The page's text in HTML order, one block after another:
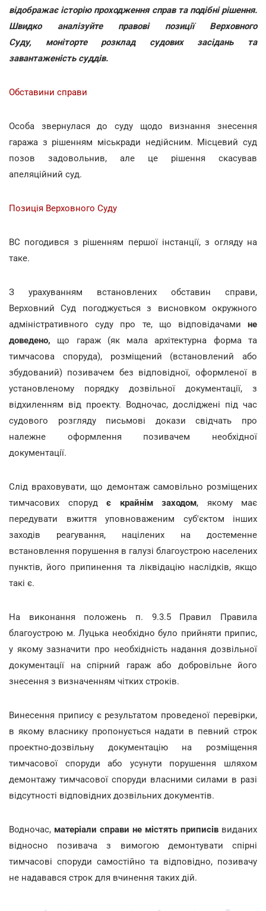
відображає історію проходження справ та подібні рішення.
Швидко аналізуйте правові позиції Верховного
Суду, моніторте розклад судових засідань та
завантаженість суддів.
Обставини справи
Особа звернулася до суду щодо визнання знесення
гаража з рішенням міськради недійсним. Місцевий суд
позов задовольнив, але це рішення скасував
апеляційний суд.
Позиція Верховного Суду
ВС погодився з рішенням першої інстанції, з огляду на
таке.
З урахуванням встановлених обставин справи,
Верховний Суд погоджується з висновком окружного
адміністративного суду про те, що відповідачами не
доведено, що гараж (як мала архітектурна форма та
тимчасова споруда), розміщений (встановлений або
збудований) позивачем без відповідної, оформленої в
установленому порядку дозвільної документації, з
відхиленням від проекту. Водночас, досліджені під час
судового розгляду письмові докази свідчать про
належне оформлення позивачем необхідної
документації.
Слід враховувати, що демонтаж самовільно розміщених
тимчасових споруд є крайнім заходом, якому має
передувати вжиття уповноваженим суб'єктом інших
заходів реагування, націлених на достеменне
встановлення порушення в галузі благоустрою населених
пунктів, його припинення та ліквідацію наслідків, якщо
такі є.
На виконання положень п. 9.3.5 Правил Правила
благоустрою м. Луцька необхідно було прийняти припис,
у якому зазначити про необхідність надання дозвільної
документації на спірний гараж або добровільне його
знесення з визначенням чітких строків.
Винесення припису є результатом проведеної перевірки,
в якому власнику пропонується надати в певний строк
проектно-дозвільну документацію на розміщення
тимчасової споруди або усунути порушення шляхом
демонтажу тимчасової споруди власними силами в разі
відсутності відповідних дозвільних документів.
Водночас, матеріали справи не містять приписів виданих
відносно позивача з вимогою демонтувати спірні
тимчасові споруди самостійно та відповідно, позивачу
не надавався строк для вчинення таких дій.